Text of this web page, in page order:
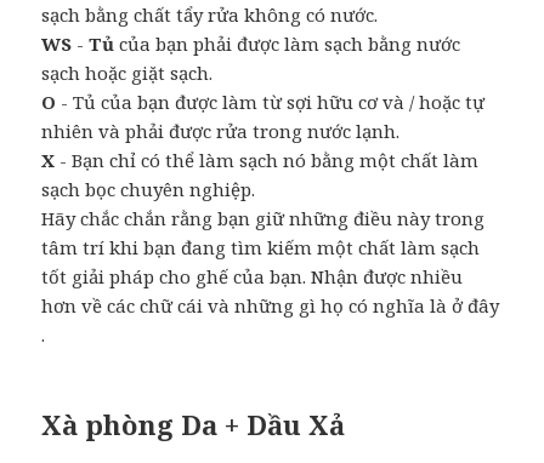
sạch bằng chất tẩy rửa không có nước.
WS -Tủ của bạn phải được làm sạch bằng nước
sạch hoặc giặt sạch.
O - Tủ của bạn được làm từ sợi hữu cơ và / hoặc tự
nhiên và phải được rửa trong nước lạnh.
X - Bạn chỉ có thể làm sạch nó bằng một chất làm
sạch bọc chuyên nghiệp.
Hãy chắc chắn rằng bạn giữ những điều này trong
tâm trí khi bạn đang tìm kiếm một chất làm sạch
tốt giải pháp cho ghế của bạn. Nhận được nhiều
hơn về các chữ cái và những gì họ có nghĩa là ở đây
.
Xà phòng Da + Dầu Xả